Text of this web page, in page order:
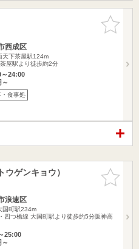
お気に入
りに追加
西成区
天下茶屋駅124m
屋駅より徒歩約2分
24:00
・食事処
お気に入
りに追加
ゲンキョウ）
浪速区
国町駅234m
四つ橋線 大国町駅より徒歩約5分阪神高
25:00